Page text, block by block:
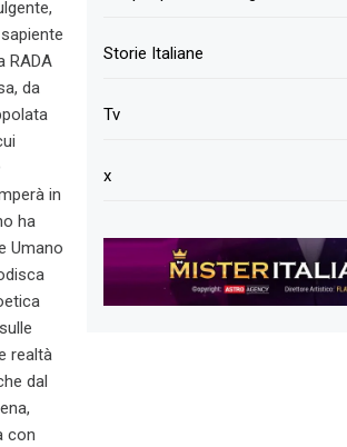
RADA
da
in
ha
Umano
realtà
dal
con
Storie Italiane
Tv
x